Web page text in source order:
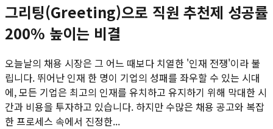
그리팅(Greeting)으로 직원 추천제 성공률
200% 높이는 비결
오늘날의 채용 시장은 그 어느 때보다 치열한 '인재 전쟁'이라 불
립니다. 뛰어난 인재 한 명이 기업의 성패를 좌우할 수 있는 시대
에, 모든 기업은 최고의 인재를 유치하고 유지하기 위해 막대한 시
간과 비용을 투자하고 있습니다. 하지만 수많은 채용 공고와 복잡
한 프로세스 속에서 진정한...